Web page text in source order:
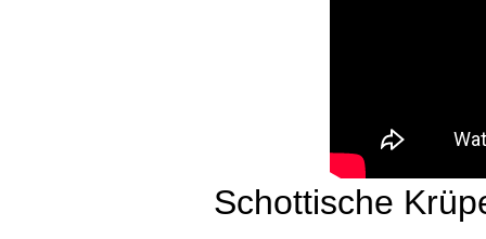
Schottische